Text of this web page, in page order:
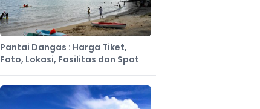
Pantai Dangas : Harga Tiket,
Foto, Lokasi, Fasilitas dan Spot